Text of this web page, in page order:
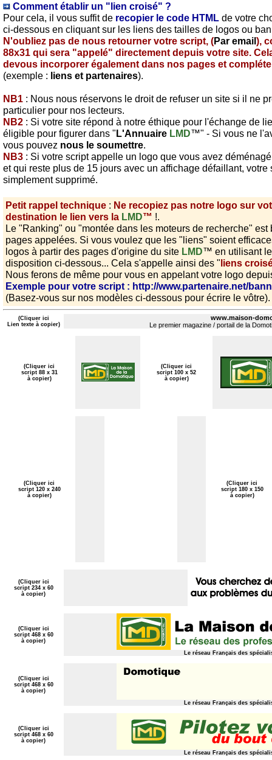
Comment établir un "lien croisé" ?
Pour cela, il vous suffit de recopier le code HTML de votre
ci-dessous en cliquant sur les liens des tailles de logos ou
N'oubliez pas de nous retourner votre script, (Par email),
88x31 qui sera "appelé" directement depuis votre site.
devous incorporer également dans nos pages et
(exemple : liens et partenaires).
NB1 : Nous nous réservons le droit de refuser un site si il ne
particulier pour nos lecteurs.
NB2 : Si votre site répond à notre éthique pour l'échange de
éligible pour figurer dans "L'Annuaire LMD™" - Si vous ne
vous pouvez nous le soumettre.
NB3 : Si votre script appelle un logo que vous avez
et qui reste plus de 15 jours avec un affichage défaillant, votre
simplement supprimé.
Petit rappel technique : Ne recopiez pas notre logo sur
destination le lien vers la LMD™ !.
Le "Ranking" ou "montée dans les moteurs de recherche" est
pages appelées. Si vous voulez que les "liens" soient
logos à partir des pages d'origine du site LMD™ en utilisant
disposition ci-dessous... Cela s'appelle ainsi des "liens
Nous ferons de même pour vous en appelant votre logo
Exemple pour votre script : http://www.partenaire.net/
(Basez-vous sur nos modèles ci-dessous pour écrire le vôtre).
(Cliquer ici
Lien texte à copier)
www.maison-
Le premier magazine / portail de la
(Cliquer ici
script 88 x 31
à copier)
(Cliquer ici
script 100 x 52
à copier)
(Cliquer ici
script 120 x 240
à copier)
(Cliquer ici
script 180 x 150
à copier)
(Cliquer ici
script 234 x 60
à copier)
(Cliquer ici
script 468 x 60
à copier)
Le réseau Français des
(Cliquer ici
script 468 x 60
à copier)
Le réseau Français des
(Cliquer ici
script 468 x 60
à copier)
Le réseau Français des